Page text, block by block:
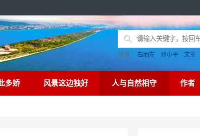
热搜： 右而左 邓小平 文革
多娇 风景这边独好 人与自然相守 作者